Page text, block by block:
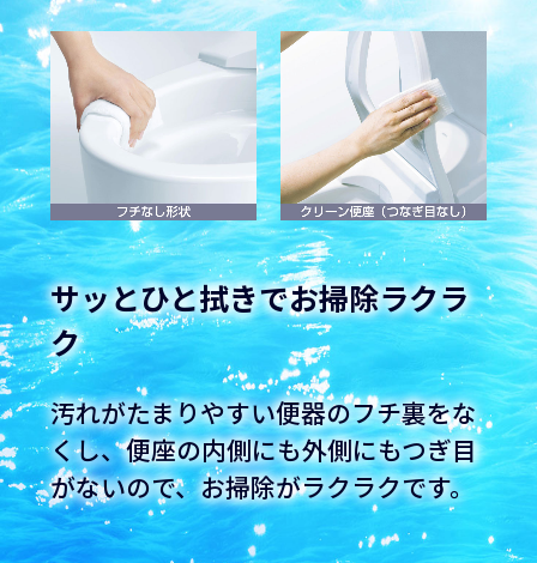
サッとひと拭きでお掃除ラクラ
ク
汚れがたまりやすい便器のフチ裏をな
くし、便座の内側にも外側にもつぎ目
がないので、お掃除がラクラクです。